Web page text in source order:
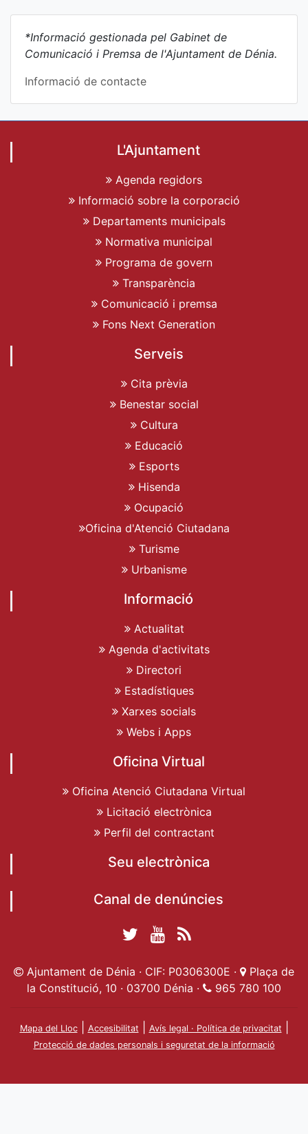
*Informació gestionada pel Gabinet de
Comunicació i Premsa de l'Ajuntament de Dénia.
Informació de contacte
L'Ajuntament
Agenda regidors
Informació sobre la corporació
Departaments municipals
Normativa municipal
Programa de govern
Transparència
Comunicació i premsa
Fons Next Generation
Serveis
Cita prèvia
Benestar social
Cultura
Educació
Esports
Hisenda
Ocupació
Oficina d'Atenció Ciutadana
Turisme
Urbanisme
Informació
Actualitat
Agenda d'activitats
Directori
Estadístiques
Xarxes socials
Webs i Apps
Oficina Virtual
Oficina Atenció Ciutadana Virtual
Licitació electrònica
Perfil del contractant
Seu electrònica
Canal de denúncies
de Dénia
Twitter Ajuntament
de Dénia
Ajuntament de
Dénia
Actualitat
Ajuntament
Ajuntament de Dénia · CIF: P0306300E ·
Plaça de
la Constitució, 10 · 03700 Dénia ·
965 780 100
Mapa del Lloc| Accesibilitat Avís legal · Política de privacitat
Protecció de dades personals i seguretat de la informació